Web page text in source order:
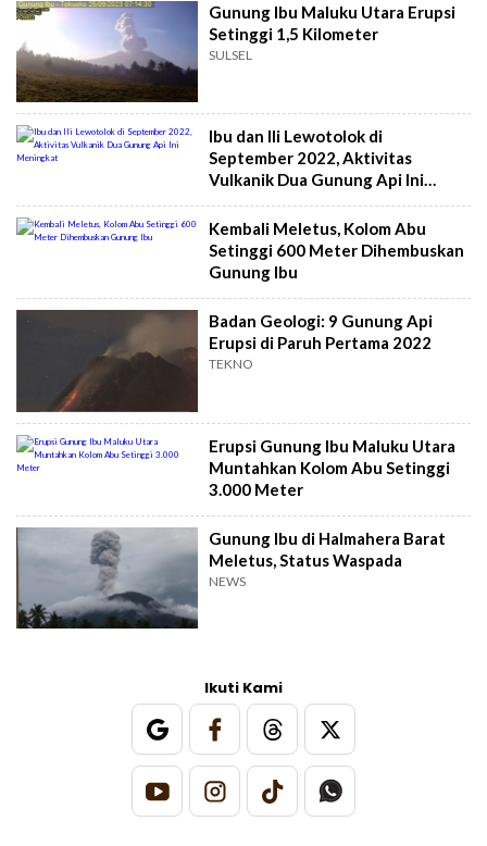
Gunung Ibu Maluku Utara Erupsi
Setinggi 1,5 Kilometer
SULSEL
Ibu dan Ili Lewotolok di
September 2022, Aktivitas
Vulkanik Dua Gunung Api Ini
Meningkat
Kembali Meletus, Kolom Abu
Setinggi 600 Meter Dihembuskan
Gunung Ibu
Badan Geologi: 9 Gunung Api
Erupsi di Paruh Pertama 2022
TEKNO
Erupsi Gunung Ibu Maluku Utara
Muntahkan Kolom Abu Setinggi
3.000 Meter
Gunung Ibu di Halmahera Barat
Meletus, Status Waspada
NEWS
Ikuti Kami